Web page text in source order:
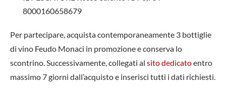
8000160658679
Per partecipare, acquista contemporaneamente 3 bottiglie
di vino Feudo Monaci in promozione e conserva lo
scontrino. Successivamente, collegati al sito dedicatoentro
massimo 7 giorni dall’acquisto e inserisci tutti i dati richiesti.